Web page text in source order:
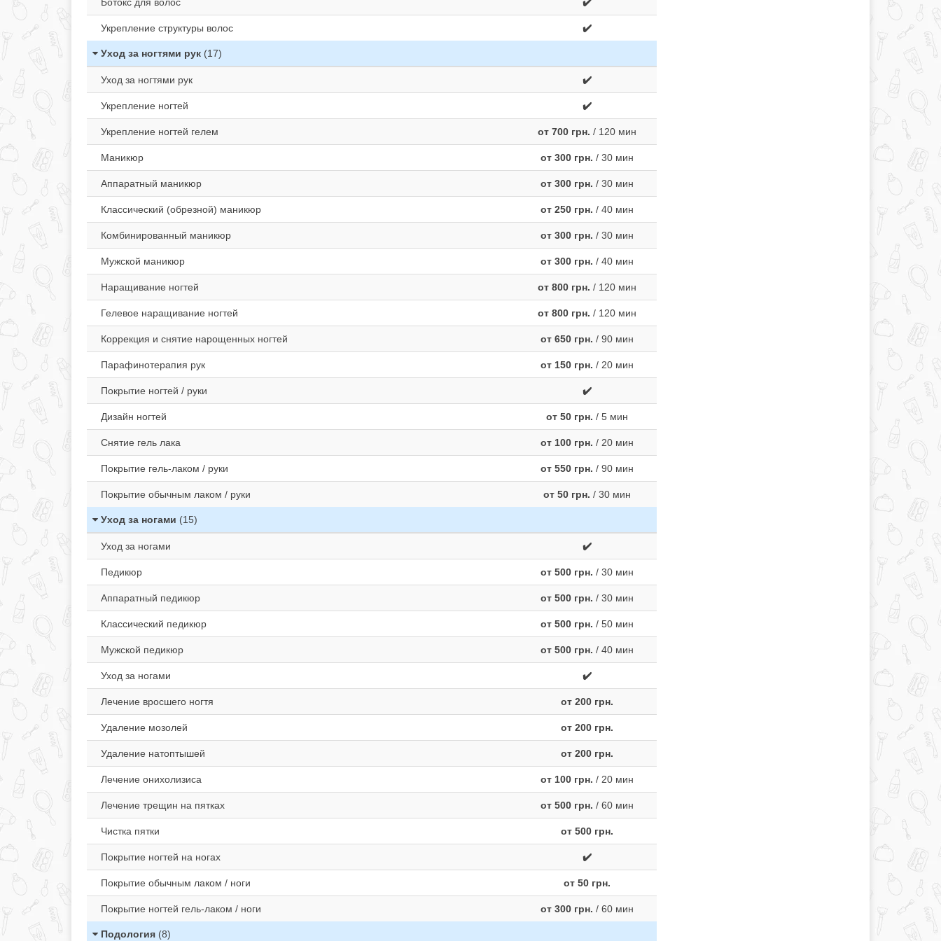
Укрепление структуры волос ✔️
Уход за ногтями рук (17)
Уход за ногтями рук ✔️
Укрепление ногтей ✔️
Укрепление ногтей гелем от 700 грн. / 120 мин
Маникюр от 300 грн. / 30 мин
Аппаратный маникюр от 300 грн. / 30 мин
Классический (обрезной) маникюр от 250 грн. / 40 мин
Комбинированный маникюр от 300 грн. / 30 мин
Мужской маникюр от 300 грн. / 40 мин
Наращивание ногтей от 800 грн. / 120 мин
Гелевое наращивание ногтей от 800 грн. / 120 мин
Коррекция и снятие нарощенных ногтей от 650 грн. / 90 мин
Парафинотерапия рук от 150 грн. / 20 мин
Покрытие ногтей / руки ✔️
Дизайн ногтей от 50 грн. / 5 мин
Снятие гель лака от 100 грн. / 20 мин
Покрытие гель-лаком / руки от 550 грн. / 90 мин
Покрытие обычным лаком / руки от 50 грн. / 30 мин
Уход за ногами (15)
Уход за ногами ✔️
Педикюр от 500 грн. / 30 мин
Аппаратный педикюр от 500 грн. / 30 мин
Классический педикюр от 500 грн. / 50 мин
Мужской педикюр от 500 грн. / 40 мин
Уход за ногами ✔️
Лечение вросшего ногтя от 200 грн.
Удаление мозолей от 200 грн.
Удаление натоптышей от 200 грн.
Лечение онихолизиса от 100 грн. / 20 мин
Лечение трещин на пятках от 500 грн. / 60 мин
Чистка пятки от 500 грн.
Покрытие ногтей на ногах ✔️
Покрытие обычным лаком / ноги от 50 грн.
Покрытие ногтей гель-лаком / ноги от 300 грн. / 60 мин
Подология (8)